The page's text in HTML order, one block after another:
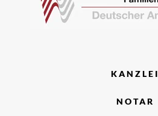
KANZLEI
NOTAR